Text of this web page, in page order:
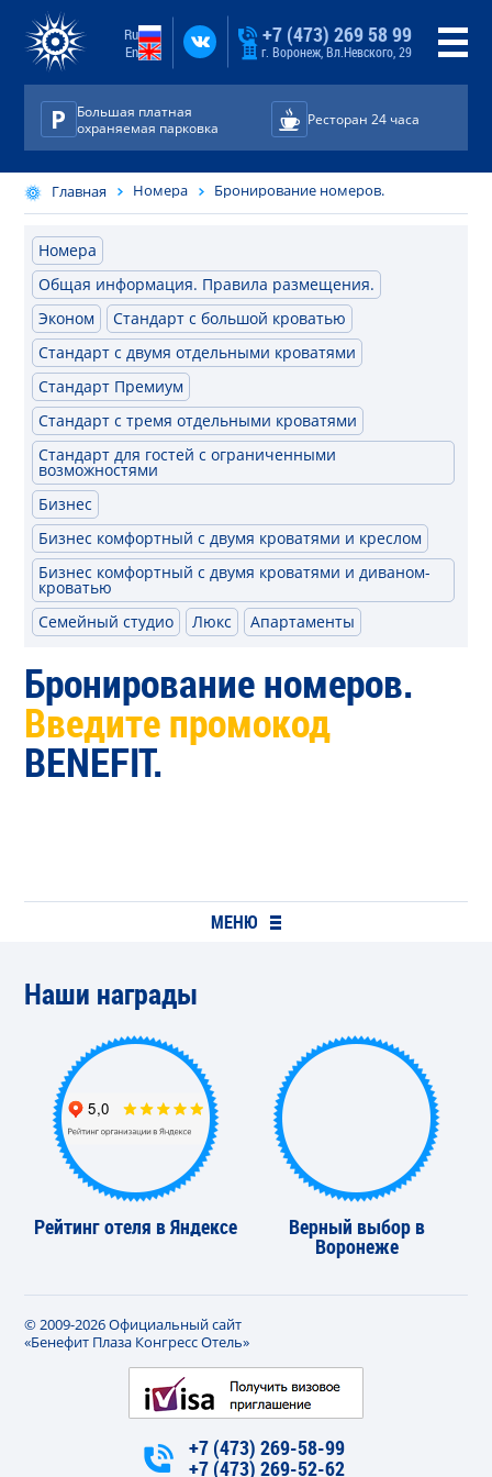
Ru
En
+7 (473) 269 58 99
г. Воронеж, Вл.Невского, 29
Большая платная
охраняемая парковка
Ресторан 24 часа
Главная Номера Бронирование номеров.
Номера
Общая информация. Правила размещения.
Эконом
Стандарт с большой кроватью
Стандарт с двумя отдельными кроватями
Стандарт Премиум
Стандарт с тремя отдельными кроватями
Стандарт для гостей с ограниченными
возможностями
Бизнес
Бизнес комфортный с двумя кроватями и креслом
Бизнес комфортный с двумя кроватями и диваном-
кроватью
Семейный студио
Люкс Апартаменты
Бронирование номеров.
Введите промокод
BENEFIT.
МЕНЮ
Наши награды
Рейтинг отеля в Яндексе Верный выбор в
Воронеже
© 2009-2026 Официальный сайт
«Бенефит Плаза Конгресс Отель»
+7 (473) 269-58-99
+7 (473) 269-52-62